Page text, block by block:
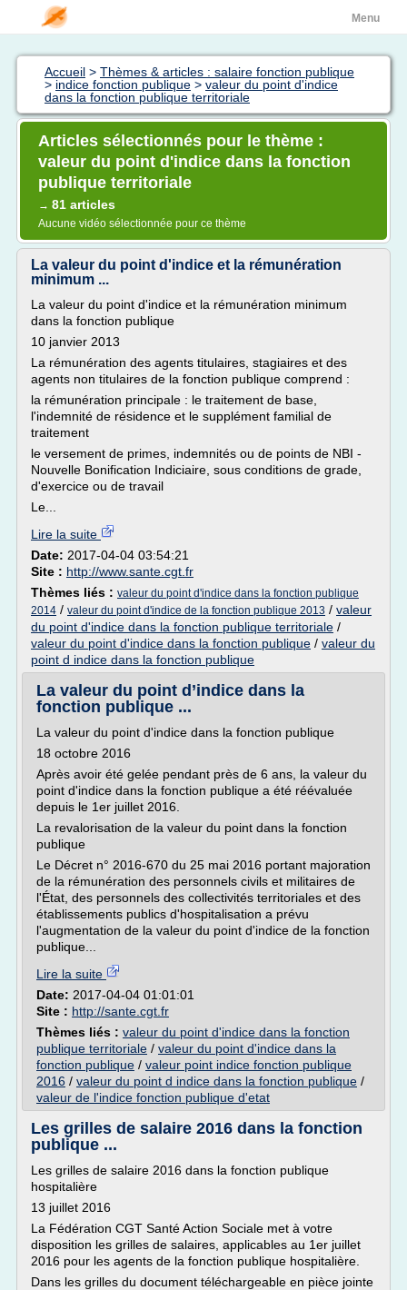
Menu
Accueil > Thèmes & articles : salaire fonction publique
> indice fonction publique > valeur du point d'indice
dans la fonction publique territoriale
Articles sélectionnés pour le thème :
valeur du point d'indice dans la fonction
publique territoriale
→ 81 articles
Aucune vidéo sélectionnée pour ce thème
La valeur du point d'indice et la rémunération
minimum ...
La valeur du point d'indice et la rémunération minimum
dans la fonction publique
10 janvier 2013
La rémunération des agents titulaires, stagiaires et des
agents non titulaires de la fonction publique comprend :
la rémunération principale : le traitement de base,
l'indemnité de résidence et le supplément familial de
traitement
le versement de primes, indemnités ou de points de NBI -
Nouvelle Bonification Indiciaire, sous conditions de grade,
d'exercice ou de travail
Le...
Lire la suite
Date: 2017-04-04 03:54:21
Site : http://www.sante.cgt.fr
Thèmes liés : valeur du point d'indice dans la fonction publique
2014 / valeur du point d'indice de la fonction publique 2013 / valeur
du point d'indice dans la fonction publique territoriale /
valeur du point d'indice dans la fonction publique / valeur du
point d indice dans la fonction publique
La valeur du point d’indice dans la
fonction publique ...
La valeur du point d'indice dans la fonction publique
18 octobre 2016
Après avoir été gelée pendant près de 6 ans, la valeur du
point d'indice dans la fonction publique a été réévaluée
depuis le 1er juillet 2016.
La revalorisation de la valeur du point dans la fonction
publique
Le Décret n° 2016-670 du 25 mai 2016 portant majoration
de la rémunération des personnels civils et militaires de
l'État, des personnels des collectivités territoriales et des
établissements publics d'hospitalisation a prévu
l'augmentation de la valeur du point d'indice de la fonction
publique...
Lire la suite
Date: 2017-04-04 01:01:01
Site : http://sante.cgt.fr
Thèmes liés : valeur du point d'indice dans la fonction
publique territoriale / valeur du point d'indice dans la
fonction publique / valeur point indice fonction publique
2016 / valeur du point d indice dans la fonction publique /
valeur de l'indice fonction publique d'etat
Les grilles de salaire 2016 dans la fonction
publique ...
Les grilles de salaire 2016 dans la fonction publique
hospitalière
13 juillet 2016
La Fédération CGT Santé Action Sociale met à votre
disposition les grilles de salaires, applicables au 1er juillet
2016 pour les agents de la fonction publique hospitalière.
Dans les grilles du document téléchargeable en pièce jointe